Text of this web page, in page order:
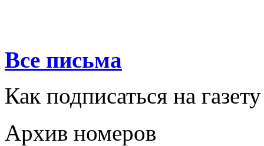
Все письма
Как подписаться на газету
Архив номеров